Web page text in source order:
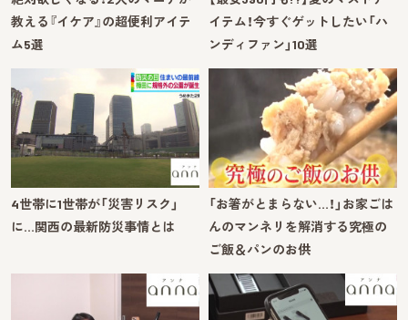
教える『イケア』の超便利アイテ
ム5選
イテム！今すぐゲットしたい「ハ
ンディファン」10選
4世帯に1世帯が「災害リスク」
に…関西の最新防災事情とは
「お箸がとまらない…！」お家ごは
んのマンネリを解消する究極の
ご飯＆パンのお供